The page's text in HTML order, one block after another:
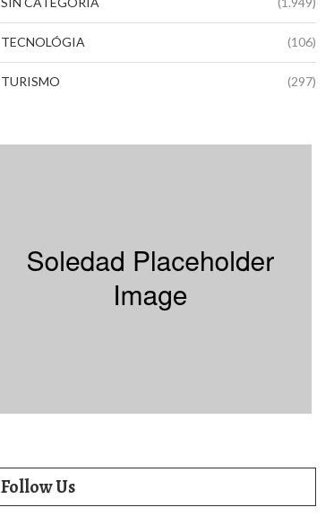
TECNOLÓGIA (106)
TURISMO (297)
Follow Us